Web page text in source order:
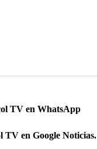
TV en WhatsApp
TV en Google Noticias.